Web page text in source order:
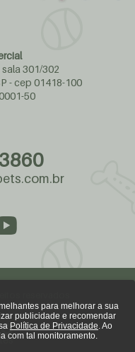
301/302
- cep 01418-100
50
para melhorar a sua
publicidade e recomendar
Política de Privacidade. Ao
com tal monitoramento.